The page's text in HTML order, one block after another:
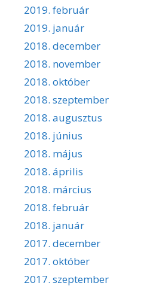
2019. február
2019. január
2018. december
2018. november
2018. október
2018. szeptember
2018. augusztus
2018. június
2018. május
2018. április
2018. március
2018. február
2018. január
2017. december
2017. október
2017. szeptember